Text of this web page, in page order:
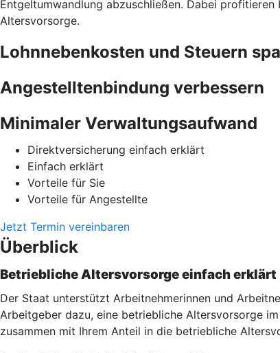
Entgeltumwandlung abzuschließen. Dabei
Altersvorsorge.
Lohnnebenkosten und Steuern
Angestelltenbindung verbessern
Minimaler Verwaltungsaufwand
Direktversicherung einfach erklärt
Einfach erklärt
Vorteile für Sie
Vorteile für Angestellte
Jetzt Termin vereinbaren
Überblick
Betriebliche Altersvorsorge einfach erklärt
Der Staat unterstützt Arbeitnehmerinnen und
Arbeitgeber dazu, eine betriebliche Altersvorsorge
zusammen mit Ihrem Anteil in die betriebliche